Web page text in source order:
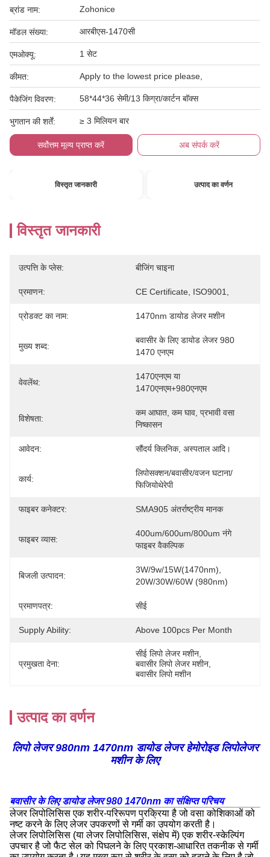
ब्रांड नाम: Zohonice
मॉडल संख्या: आरबीएस-1470सी
एमओक्यू: 1 सेट
कीमत: Apply to the lowest price please,
पैकेजिंग विवरण: 58*44*36 सेमी/13 किग्रा/कार्टन बॉक्स
भुगतान की शर्तें: ≥ 3 मिलियन बार
सर्वोत्तम मूल्य प्राप्त करें अब संपर्क करें
विस्तृत जानकारी उत्पाद का वर्णन
विस्तृत जानकारी
उत्पत्ति के प्लेस: बीजिंग चाइना
प्रमाणन: CE Certificate, ISO9001,
प्रोडक्ट का नाम: 1470nm डायोड लेजर मशीन
मुख्य शब्द:
बवासीर के लिए डायोड लेजर 980
1470 एनएम
वेवलेंथ:
1470एनएम या
1470एनएम+980एनएम
विशेषता:
कम आघात, कम घाव, प्रभावी वसा
निष्कासन
आवेदन: सौंदर्य क्लिनिक, अस्पताल आदि।
कार्य:
लिपोसक्शन/बवासीर/वजन घटाना/
फिजियोथेरेपी
फाइबर कनेक्टर: SMA905 अंतर्राष्ट्रीय मानक
फाइबर व्यास:
400um/600um/800um नंगे
फाइबर वैकल्पिक
बिजली उत्पादन:
3W/9w/15W(1470nm),
20W/30W/60W (980nm)
प्रमाणपत्र: सीई
Supply Ability: Above 100pcs Per Month
प्रमुखता देना:
सीई लिपो लेजर मशीन
बवासीर लिपो लेजर मशीन
बवासीर लिपो मशीन
उत्पाद का वर्णन
लिपो लेजर 980nm 1470nm डायोड लेजर हेमोरोइड लिपोलेजर
मशीन के लिए
बवासीर के लिए डायोड लेजर 980 1470nm का संक्षिप्त परिचय
लेजर लिपोलिसिस एक शरीर-परिरूपण प्रक्रिया है जो वसा कोशिकाओं को
नष्ट करने के लिए लेजर उपकरणों से गर्मी का उपयोग करती है।
लेजर लिपोलिसिस (या लेजर लिपोलिसिस, संक्षेप में) एक शरीर-स्केल्पिंग
उपचार है जो फैट सेल को पिघलने के लिए प्रकाश-आधारित तकनीक से गर्मी